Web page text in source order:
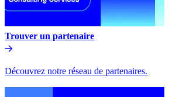
Trouver un partenaire​​
Découvrez notre réseau de partenaires.​​